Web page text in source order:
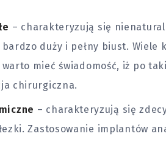
– charakteryzują się
bardzo duży i pełny biust.
mieć świadomość, iż po
chirurgiczna.
– charakteryzują się
Zastosowanie implantów